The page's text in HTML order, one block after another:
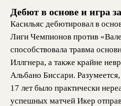
Дебют в основе и игра
Касильяс дебютировал в
Лиги Чемпионов против
способствовала травма
Иллгнера, а также крайне
Альбано Биссари.
17 лет было практически
успешных матчей Икер